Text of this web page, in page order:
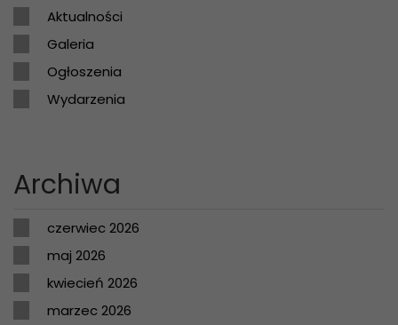
Aktualności
Galeria
Ogłoszenia
Wydarzenia
Archiwa
czerwiec 2026
maj 2026
kwiecień 2026
marzec 2026